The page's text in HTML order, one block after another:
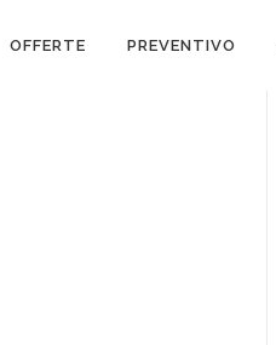
OFFERTE PREVENTIVO